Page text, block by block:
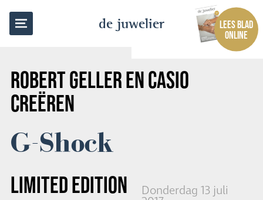
de juwelier
LEES BLAD
ONLINE
ROBERT GELLER EN CASIO
CREËREN
G-Shock
LIMITED EDITION Donderdag 13 juli
TERUG NAAR OVERZICHT